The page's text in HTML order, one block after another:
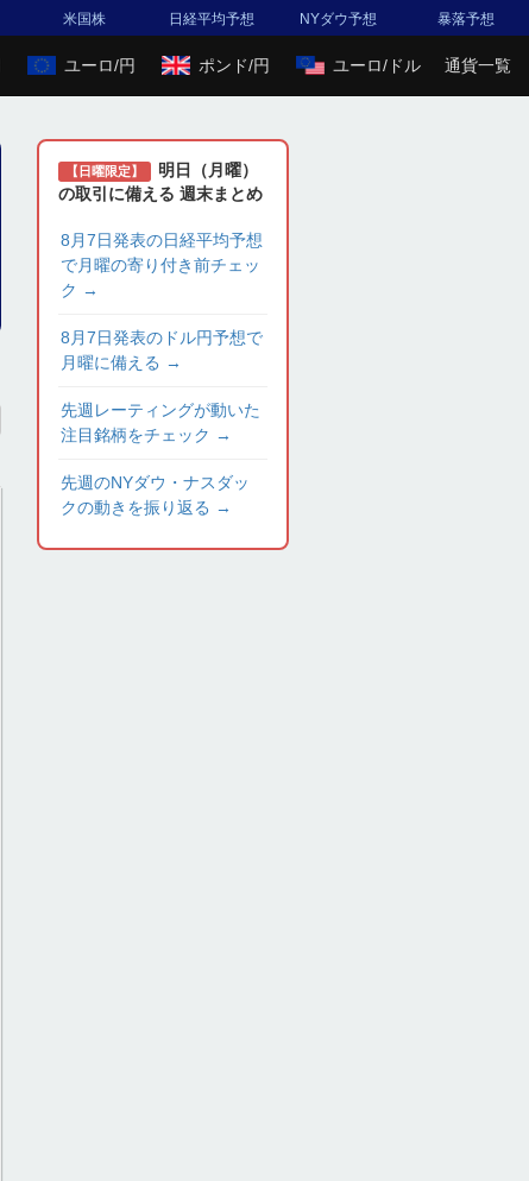
米国株 日経平均予想 NYダウ予想 暴落予想
ユーロ/円 ポンド/円 ユーロ/ドル 通貨一覧
【日曜限定】
明日（月曜）
の取引に備える 週末まとめ
8月7日発表の日経平均予想
で月曜の寄り付き前チェッ
ク →
8月7日発表のドル円予想で
月曜に備える →
先週レーティングが動いた
注目銘柄をチェック →
先週のNYダウ・ナスダッ
クの動きを振り返る →